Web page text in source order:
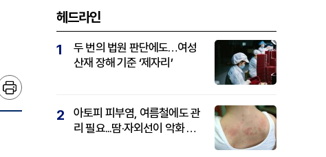
헤드라인
1
두 번의 법원 판단에도…여성
산재 장해 기준 ‘제자리’
2
아토피 피부염, 여름철에도 관
리 필요...땀·자외선이 악화 요